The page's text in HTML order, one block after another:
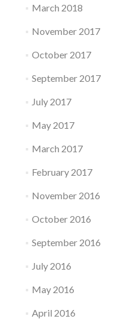
March 2018
November 2017
October 2017
September 2017
July 2017
May 2017
March 2017
February 2017
November 2016
October 2016
September 2016
July 2016
May 2016
April 2016